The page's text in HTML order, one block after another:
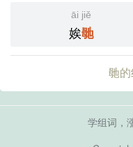
āi jiě
娭毑
毑
学组词，